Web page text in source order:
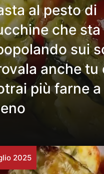
al pesto di
che sta
sui
anche tu
più farne a
2025